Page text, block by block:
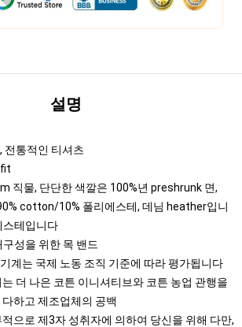
설명
전통적인 티셔츠
직물, 단단한 색깔은 100%년 preshrunk 면,
cotton/10% 폴리에스테, 데님 heather입니
스테입니다
성을 위한 목 밴드
계는 국제 노동 조직 기준에 따라 평가됩니다
더 나은 코튼 이니셔티브와 코튼 농업 관행을
하고 제조업체의 공백
으로 제3자 성취자에 의하여 당신을 위해 다만,